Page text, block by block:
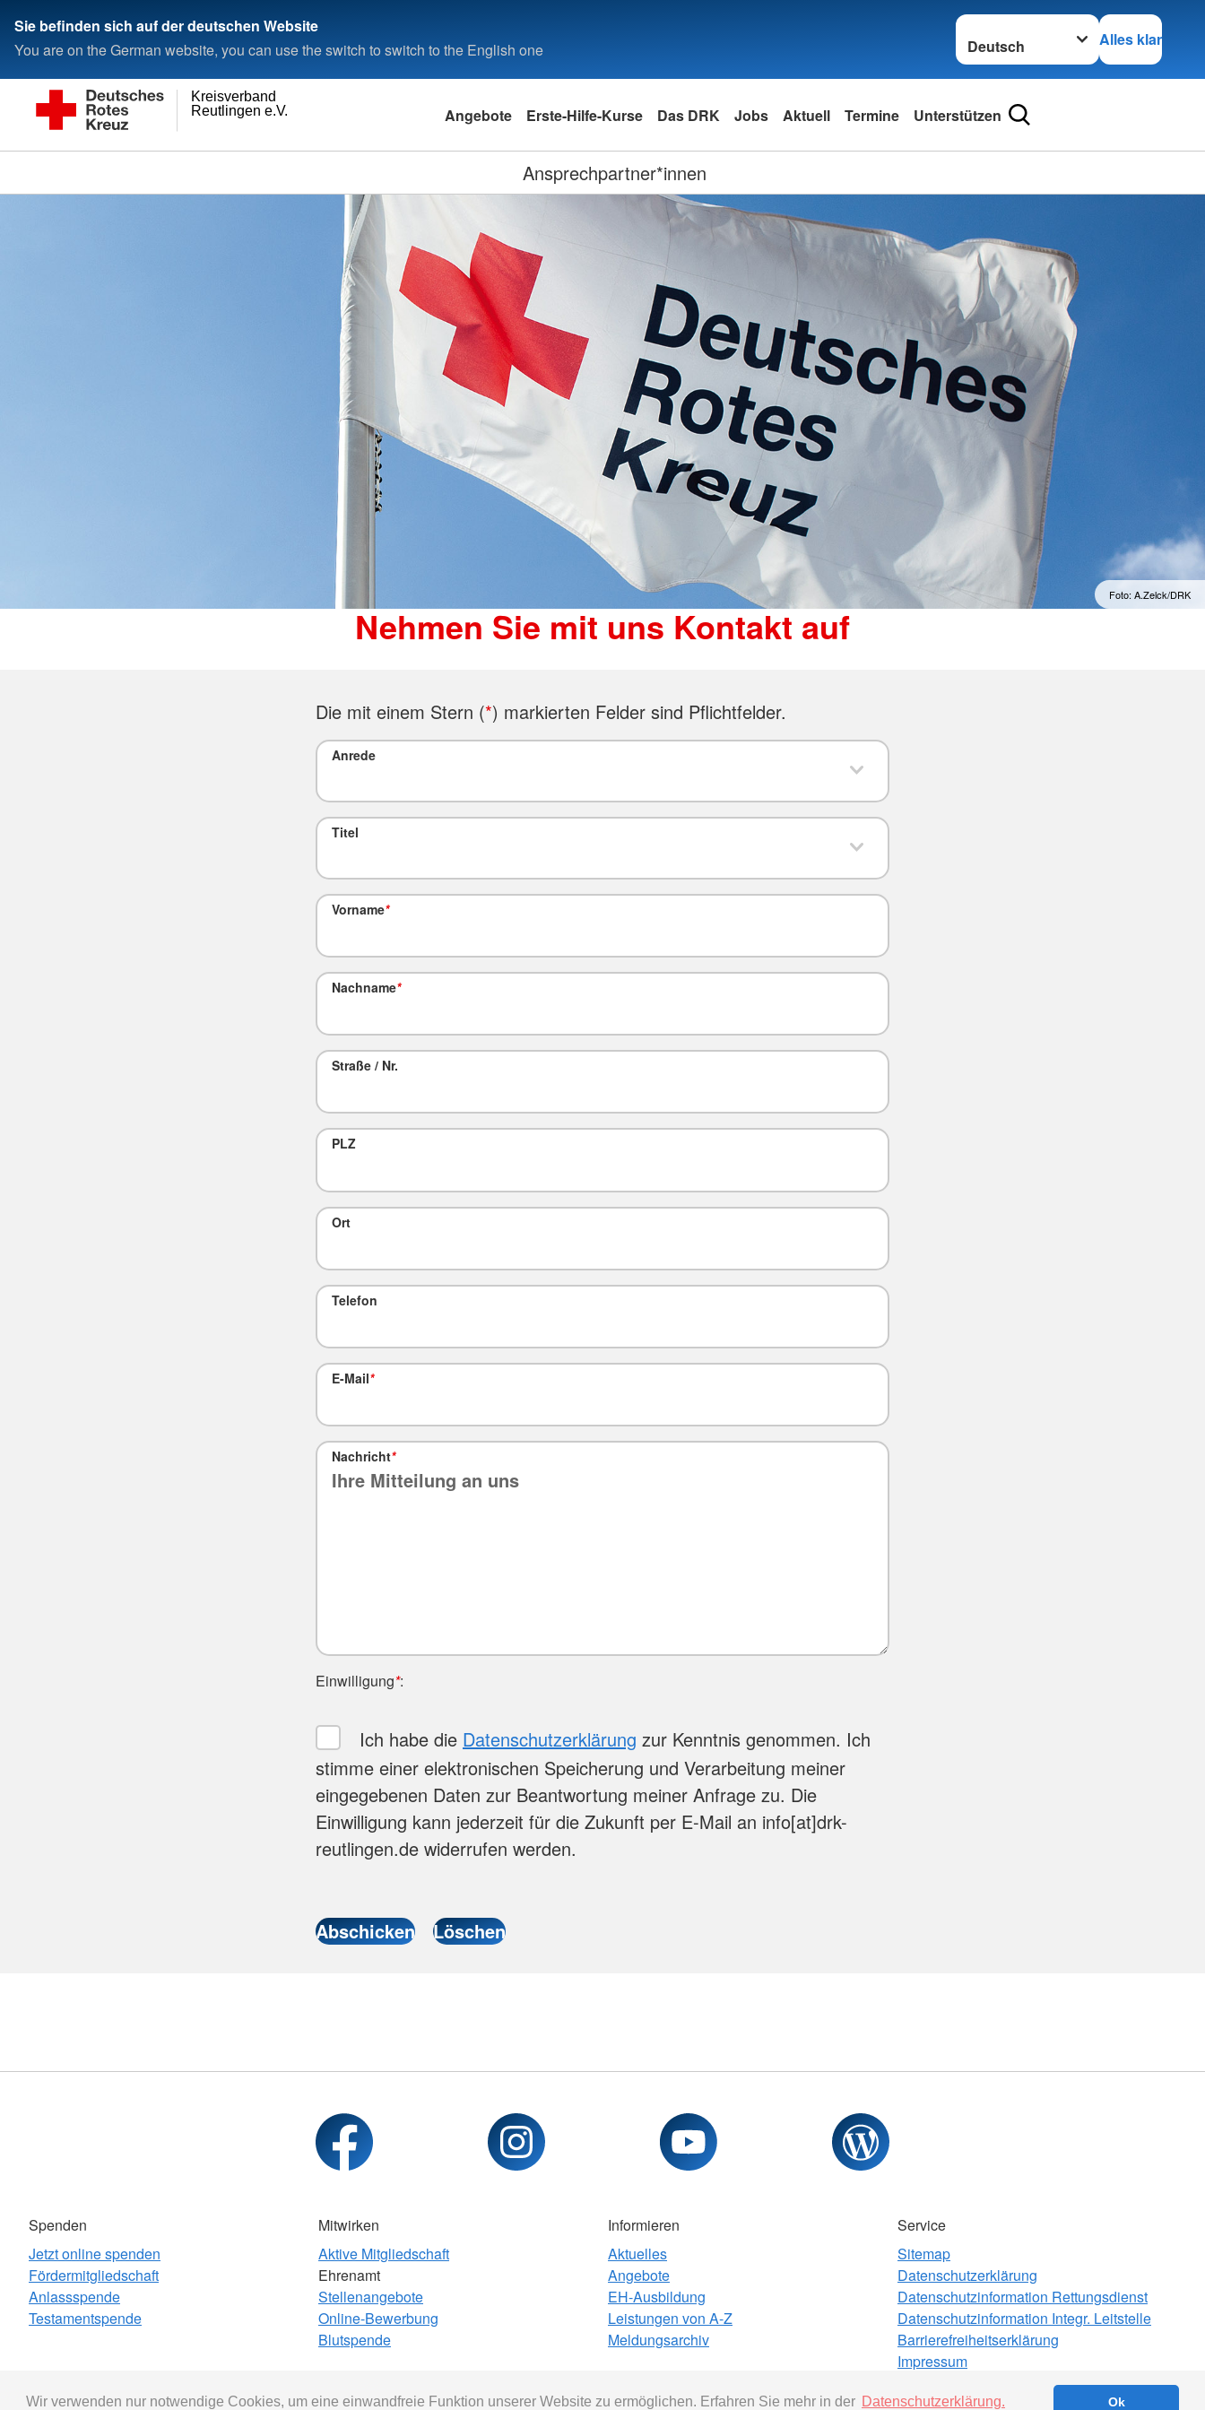
Wir verwenden nur notwendige Cookies, um eine einwandfreie Funktion unserer Website zu ermöglichen. Erfahren Sie mehr in der Datenschutzerklärung. Ok
Sie befinden sich auf der deutschen Website
You are on the German website, you can use the switch to switch to the English one
Sprache wechseln zu
Alles klar
Reutlingen e.V.
Kreisverband
Angebote Erste-Hilfe-Kurse Das DRK Jobs Aktuell Termine Unterstützen
Ansprechpartner*innen
Foto: A.Zelck/DRK
Nehmen Sie mit uns Kontakt auf
Die mit einem Stern (*) markierten Felder sind Pflichtfelder.
Anrede
Titel
Vorname*
Nachname*
Straße / Nr.
PLZ
Ort
Telefon
E-Mail*
Nachricht*
Einwilligung*:
Ich habe die Datenschutzerklärung zur Kenntnis genommen. Ich
stimme einer elektronischen Speicherung und Verarbeitung meiner
eingegebenen Daten zur Beantwortung meiner Anfrage zu. Die
Einwilligung kann jederzeit für die Zukunft per E-Mail an info[at]drk-
reutlingen.de widerrufen werden.
Spenden
Jetzt online spenden
Fördermitgliedschaft
Anlassspende
Testamentspende
Mitwirken
Aktive Mitgliedschaft
Ehrenamt
Stellenangebote
Online-Bewerbung
Blutspende
Informieren
Aktuelles
Angebote
EH-Ausbildung
Leistungen von A-Z
Meldungsarchiv
Service
Sitemap
Datenschutzerklärung
Datenschutzinformation Rettungsdienst
Datenschutzinformation Integr. Leitstelle
Barrierefreiheitserklärung
Impressum
Beauftragter für Medizinproduktesicherheit